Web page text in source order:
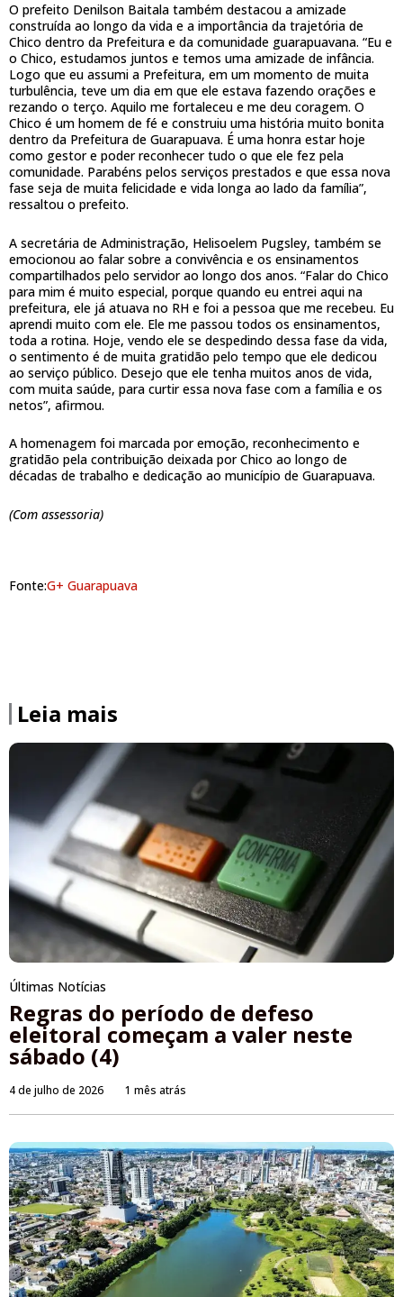
O prefeito Denilson Baitala também destacou a amizade
construída ao longo da vida e a importância da trajetória de
Chico dentro da Prefeitura e da comunidade guarapuavana. “Eu e
o Chico, estudamos juntos e temos uma amizade de infância.
Logo que eu assumi a Prefeitura, em um momento de muita
turbulência, teve um dia em que ele estava fazendo orações e
rezando o terço. Aquilo me fortaleceu e me deu coragem. O
Chico é um homem de fé e construiu uma história muito bonita
dentro da Prefeitura de Guarapuava. É uma honra estar hoje
como gestor e poder reconhecer tudo o que ele fez pela
comunidade. Parabéns pelos serviços prestados e que essa nova
fase seja de muita felicidade e vida longa ao lado da família”,
ressaltou o prefeito.
A secretária de Administração, Helisoelem Pugsley, também se
emocionou ao falar sobre a convivência e os ensinamentos
compartilhados pelo servidor ao longo dos anos. “Falar do Chico
para mim é muito especial, porque quando eu entrei aqui na
prefeitura, ele já atuava no RH e foi a pessoa que me recebeu. Eu
aprendi muito com ele. Ele me passou todos os ensinamentos,
toda a rotina. Hoje, vendo ele se despedindo dessa fase da vida,
o sentimento é de muita gratidão pelo tempo que ele dedicou
ao serviço público. Desejo que ele tenha muitos anos de vida,
com muita saúde, para curtir essa nova fase com a família e os
netos”, afirmou.
A homenagem foi marcada por emoção, reconhecimento e
gratidão pela contribuição deixada por Chico ao longo de
décadas de trabalho e dedicação ao município de Guarapuava.
(Com assessoria)
Fonte:G+ Guarapuava
Leia mais
Últimas Notícias
Regras do período de defeso
eleitoral começam a valer neste
sábado (4)
4 de julho de 2026 1 mês atrás